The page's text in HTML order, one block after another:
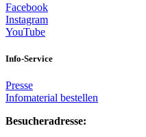
Facebook
Instagram
YouTube
Info-Service
Presse
Infomaterial bestellen
Besucheradresse: